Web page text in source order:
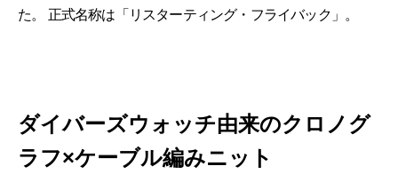
た。 正式名称は「リスターティング・フライバック」。
ダイバーズウォッチ由来のクロノグ
ラフ×ケーブル編みニット